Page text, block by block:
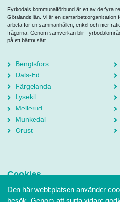
Fyrbodals kommunalförbund är ett av de fyra
Götalands län. Vi är en samarbetsorganisation
arbeta för en sammanhållen, enkel och mer
frågorna. Genom samverkan blir
på ett bättre sätt.
Bengtsfors
Dals-Ed
Färgelanda
Lysekil
Mellerud
Munkedal
Orust
Cookies
Tillgänglighetsredogörelse
Den här webbplatsen använder
besök. Genom att surfa vidare